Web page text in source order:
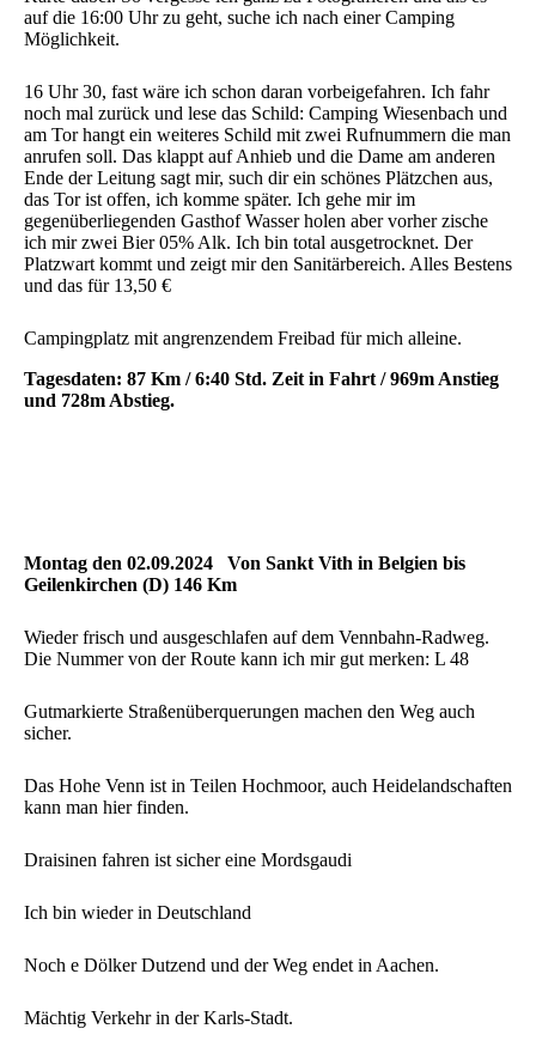
auf die 16:00 Uhr zu geht, suche ich nach einer Camping
Möglichkeit.
16 Uhr 30, fast wäre ich schon daran vorbeigefahren. Ich fahr
noch mal zurück und lese das Schild: Camping Wiesenbach und
am Tor hangt ein weiteres Schild mit zwei Rufnummern die man
anrufen soll. Das klappt auf Anhieb und die Dame am anderen
Ende der Leitung sagt mir, such dir ein schönes Plätzchen aus,
das Tor ist offen, ich komme später. Ich gehe mir im
gegenüberliegenden Gasthof Wasser holen aber vorher zische
ich mir zwei Bier 05% Alk. Ich bin total ausgetrocknet. Der
Platzwart kommt und zeigt mir den Sanitärbereich. Alles Bestens
und das für 13,50 €
Campingplatz mit angrenzendem Freibad für mich alleine.
Tagesdaten: 87 Km / 6:40 Std. Zeit in Fahrt / 969m Anstieg
und 728m Abstieg.
Montag den 02.09.2024 Von Sankt Vith in Belgien bis
Geilenkirchen (D) 146 Km
Wieder frisch und ausgeschlafen auf dem Vennbahn-Radweg.
Die Nummer von der Route kann ich mir gut merken: L 48
Gutmarkierte Straßenüberquerungen machen den Weg auch
sicher.
Das Hohe Venn ist in Teilen Hochmoor, auch Heidelandschaften
kann man hier finden.
Draisinen fahren ist sicher eine Mordsgaudi
Ich bin wieder in Deutschland
Noch e Dölker Dutzend und der Weg endet in Aachen.
Mächtig Verkehr in der Karls-Stadt.